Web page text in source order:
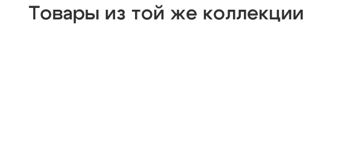
Товары из той же коллекции